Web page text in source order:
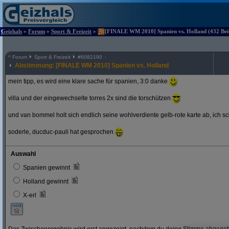
Geizhals » Forum » Sport & Freizeit » [FINALE WM 2010] Spanien vs. Holland (432
^ Forum Sport & Freizeit #6082190
Abstimmung: [FINALE WM 2010] Spanien vs. Holland
mein tipp, es wird eine klare sache für spanien, 3:0 danke
villa und der eingewechselte torres 2x sind die torschützen
und van bommel holt sich endlich seine wohlverdiente gelb-rote karte ab, ich
soderle, ducduc-pauli hat gesprochen
Auswahl
Spanien gewinnt
Holland gewinnt
X-erl